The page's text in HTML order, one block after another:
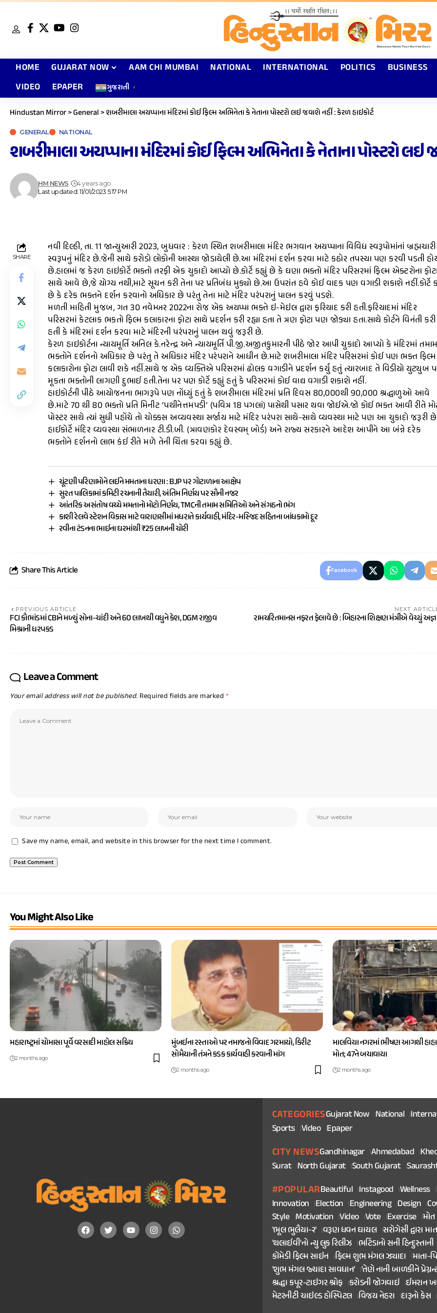
HOME GUJARAT NOW AAM CHI MUMBAI NATIONAL INTERNATIONAL POLITICS BUSINESS
VIDEO
EPAPER ગુજરાતી ▼
Hindustan Mirror>General >શબરીમાલા અયપ્પાના મંદિરમાં કોઈ ફિલ્મ અભિનેતા કે નેતાના પોસ્ટરો લઇ જવાશે નહીં : કેરળ હાઇકોર્ટ
GENERAL NATIONAL
શબરીમાલા અયપ્પાના મંદિરમાં કોઈ ફિલ્મ અભિનેતા કે નેતાના પોસ્ટરો લઇ
Last updated: 11/01/2023 5:17 PM
HM NEWS 4 years ago
SHARE
નવી દિલ્હી, તા. 11 જાન્યુઆરી 2023, બુધવાર : કેરળ સ્થિત શબરીમાલા મંદિર ભગવાન અયપ્પાના વિવિધ સ્વરૂપોમાંનાં બ્રહ્મચારી
સ્વરૂપનું મંદિર છે.જેની સાથે કરોડો લોકોની આસ્થા જોડાયેલી છે.આ મંદિરમાં દર્શન કરવા માટે કઠોર તપસ્યા પણ કરવી પડતી
છે.હાલમાં જ કેરળ હાઇકોર્ટે ભક્તો તરફી એક ચુકાદો આપ્યો છે.કોર્ટે કહ્યું છે કે ઘણા ભક્તો મંદિર પરિસરમાં ફિલ્મ એક્ટરોના ફોટા
સાથે આવે છે,જે યોગ્ય નથી,માટે સૂચન કરી તેના પર પ્રતિબંધ મુક્યો છે.આ ઉપરાંત હવે કોઈ વાદક પણ વગાડી શકાશે નહીં.કોર્ટે
છે કે દરેક ભક્તને દર્શન કરવાનો અધિકાર છે પરંતુ તેના માટે મંદિર પરંપરાનું પાલન કરવું પડશે.
મળતી માહિતી મુજબ, ગત 30 નવેમ્બર 2022ના રોજ એક અયપ્પા ભક્તે ઇ-મેઇલ દ્વારા ફરિયાદ કરી હતી.ફરિયાદમાં મંદિર
પરિસરમાં કેટલાક ભકતો ફિલ્મ કલાકારના ફોટા સાથે પ્રદર્શન કરી રહ્યા હતા તે ત્રણ ફોટા પણ જોડ્યા હતા.સાથે કોર્ટને વિનંતી કરી
હતી કે મંદિરમાં દર્શન કરવા માટે મંદિરની પરંપરાનું પાલન થવું જરૂરી છે.
કેરળ હાઇકોર્ટના ન્યાયમૂર્તિ અનિલ કે.નરેન્દ્ર અને ન્યાયમૂર્તિ પી.જી.અજીતકુમારની પીઠે જોર આપી ચુકાદો આપ્યો કે મંદિરમાં તમામ
ભક્તોને દર્શનનો અધિકાર છે પરંતુ તે અધિકાર મંદિર પરંપરાને આધીન છે.માટે શબરીમાલા મંદિર પરિસરમાં કોઈ પણ ભક્ત ફિલ્મ
કલાકારોના ફોટા લાવી શકે નહીં.સાથે જ એક વ્યક્તિએ પરિસરમાં ઢોલક વગાડીને પ્રદર્શન કર્યું હતું ત્યારબાદ તે વિડીયો યુટ્યુબ
મૂકતા ભક્તોની લાગણી દુભાઈ હતી.તેના પર પણ કોર્ટે કહ્યું હતું કે પરિસરમાં કોઈ વાદ્ય વગાડી શકાશે નહીં.
હાઇકોર્ટની પીઠે આયોજનના ભાગરૂપે પણ નોંધ્યું હતું કે શબરીમાલા મંદિરમાં પ્રતિ દિવસ 80,000થી 90,000 શ્રદ્ધાળુઓ આવે
છે.માટે 70 થી 80 ભક્તો પ્રતિ મિનીટ ‘પથીનેત્તમપડી’ (પવિત્ર 18 પગલાં) પાસેથી પસાર થવા જોઈએ.જો કોઈ ભક્ત આવી રીતે
પોસ્ટર સાથે ત્યાં સુધી પહોંચે તો ચોક્કસ અવ્યવસ્થા સર્જાય માટે મંદિર પરંપરા સાથે-સાથે વ્યવસ્થા માટે પણ આ ચુકાદો જરૂરી
હાઈકોર્ટે મંદિર વ્યવસ્થા સંભાળનાર ટી.ડી.બી. (ત્રાવણકોર દેવસ્વમ્ બોર્ડ) અને રાજ્ય સરકારને આદેશ આપીને આ બંન્ને દરેક
ભક્તોને દર્શનનો લાભ કંઈ રીતે મળે તેની ચિંતા કરવા કહ્યું છે.
ચૂંટણી પરિણામોને લઈને મમતાના ધરણા : BJP પર ગોટાળાના આક્ષેપ
સુરત પાલિકામાં કમિટી રચનાની તૈયારી, અંતિમ નિર્ણય પર સૌની નજર
આંતરિક અસંતોષ વચ્ચે મમતાનો મોટો નિર્ણય, TMCની તમામ સમિતિઓ અને સંગઠનો ભંગ
કાશી રેલવે સ્ટેશન વિકાસ માટે વારાણસીમાં મધરાતે કાર્યવાહી, મંદિર-મસ્જિદ સહિતના બાંધકામો દૂર
રવીના ટંડનના ભાઈના ઘરમાંથી ₹25 લાખની ચોરી
Share This Article Facebook
PREVIOUS ARTICLE
FCI કૌભાંડમાં CBIને મળ્યું સોના-ચાંદી અને 60 લાખથી વધુને કેશ, DGM રાજીવ
મિશ્રાની ધરપકડ
NEXT
રામચરિતમાનસ નફરત ફેલાવે છે : બિહારના શિક્ષણ મંત્રીએ વેચ્યું
Leave a Comment
Your email address will not be published. Required fields are marked *
Save my name, email, and website in this browser for the next time I comment.
You Might Also Like
મહારાષ્ટ્રમાં ચોમાસા પૂર્વે વરસાદી માહોલ સક્રિય
2 months ago
મુંબઈના રસ્તાઓ પર નમાજનો વિવાદ ગરમાયો, કિરીટ
સોમૈયાની તંત્રને કડક કાર્યવાહી કરવાની માંગ
2 months ago
માલવિયા નગરમાં ભીષણ આગથી
મોત; 47ને બચાવાયા
2 months ago
CATEGORIESGujarat Now National
Sports Video Epaper
CITY NEWSGandhinagar Ahmedabad
Surat North Gujarat South Gujarat
#POPULARBeautiful Instagood Wellness
Innovation Election Engineering Design
Style Motivation Video Vote Exercise મોત
'ભૂલ ભુલૈયા-૨' વરૂણ ધવન ઘાયલ સરોગેસી દ્વારા
'થલાઈવી'નો ન્યુ લુક રિલીઝ ભટિંડાનો સની હિન્દુસ્તાની
કૉમેડી ફિલ્મ સાઇન ફિલ્મ શુભ મંગલ ઝ્યાદા માતા-
'શુભ મંગલ જ્યાદા સાવધાન' 'તેણે નાની બાળકીને
શ્રદ્ધા કપૂર-ટાઇગર શ્રોફ કરોડની જોગવાઇ ઈમરાન
મેટરનીટી ચાઇલ્ડ હોસ્પિટલ વિજય નેહરા દારૂનો કેસ